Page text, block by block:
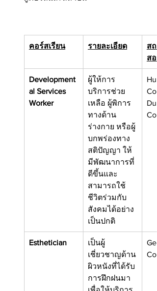
คอร์สเรียน รายละเอียด
สถ
สอ
Development
al Services
Worker
ผู้ให้การ
บริการช่วย
เหลือ ผู้พิการ
ทางด้าน
ร่างกาย หรือผู้
บกพร่องทาง
สติปัญญา ให้
มีพัฒนาการที่
ดีขึ้นและ
สามารถใช้
ชีวิตร่วมกับ
สังคมได้อย่าง
เป็นปกติ
Esthetician
เป็นผู้
เชี่ยวชาญด้าน
ผิวหนังที่ได้รับ
การฝึกฝนมา